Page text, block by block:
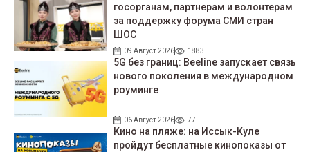
госорганам, партнерам и волонтерам
за поддержку форума СМИ стран
ШОС
09 Август 2026 1883
5G без границ: Beeline запускает связь
нового поколения в международном
роуминге
06 Август 2026 77
Кино на пляже: на Иссык-Куле
пройдут беcплатные кинопоказы от